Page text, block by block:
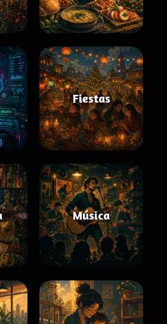
Fiestas
Música